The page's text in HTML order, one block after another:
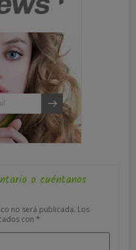
o cuéntanos
no será publicada. Los
con *